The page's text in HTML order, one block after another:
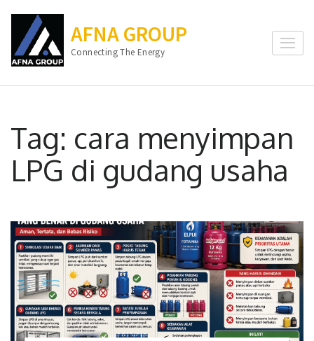
konten
(Tekan
AFNA GROUP
Connecting The Energy
Tag: cara menyimpan
LPG di gudang usaha